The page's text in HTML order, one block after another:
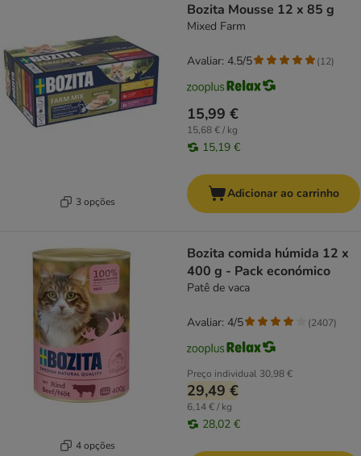
3 opções
Bozita Mousse 12 x 85 g
Mixed Farm
15,99 €
15,68 € / kg
15,19 €
Avaliar: 4.5/5 (12)
Adicionar ao carrinho
4 opções
Bozita comida húmida 12 x
400 g - Pack económico
Patê de vaca
Preço individual 30,98 €
29,49 €
6,14 € / kg
28,02 €
Avaliar: 4/5 (2407)